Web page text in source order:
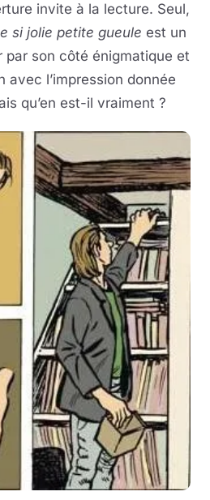
invite à la lecture. Seul,
si jolie petite gueule est un
son côté énigmatique et
l’impression donnée
qu’en est-il vraiment ?